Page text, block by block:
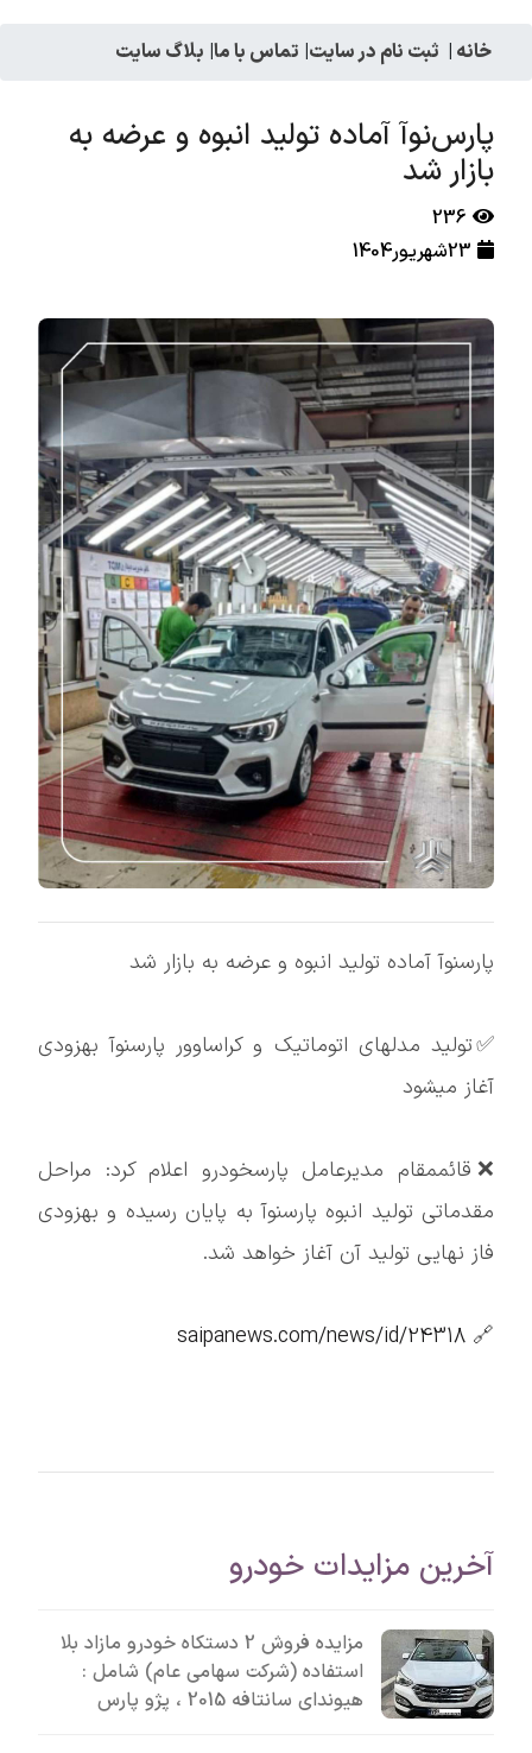
خانه | ثبت نام در سایت| تماس با ما| بلاگ سایت
پارس‌نوآ آماده تولید انبوه و عرضه به
بازار شد
236
23شهریور1404
پارسنوآ آماده تولید انبوه و عرضه به بازار شد
✅تولید مدلهای اتوماتیک و کراساوور پارسنوآ بهزودی
آغاز میشود
❌قائممقام مدیرعامل پارسخودرو اعلام کرد: مراحل
مقدماتی تولید انبوه پارسنوآ به پایان رسیده و بهزودی
فاز نهایی تولید آن آغاز خواهد شد.
🔗
آخرین مزایدات خودرو
مزایده فروش 2 دستکاه خودرو مازاد بلا
استفاده (شرکت سهامی عام) شامل :
هیوندای سانتافه 2015 ، پژو پارس